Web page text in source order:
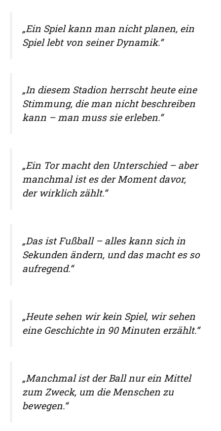
„Ein Spiel kann man nicht planen, ein
Spiel lebt von seiner Dynamik.“
„In diesem Stadion herrscht heute eine
Stimmung, die man nicht beschreiben
kann – man muss sie erleben.“
„Ein Tor macht den Unterschied – aber
manchmal ist es der Moment davor,
der wirklich zählt.“
„Das ist Fußball – alles kann sich in
Sekunden ändern, und das macht es so
aufregend.“
„Heute sehen wir kein Spiel, wir sehen
eine Geschichte in 90 Minuten erzählt.“
„Manchmal ist der Ball nur ein Mittel
zum Zweck, um die Menschen zu
bewegen.“